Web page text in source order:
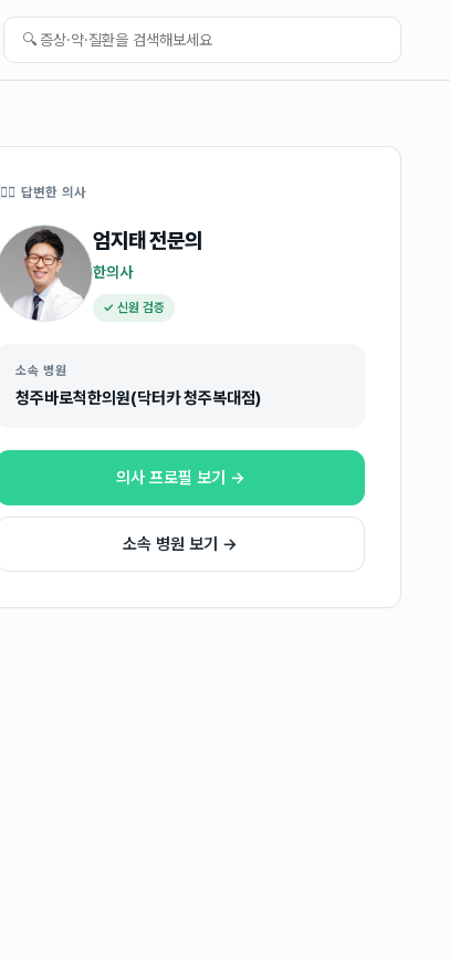
🔍
👩‍⚕️ 답변한 의사
엄지태전문의
한의사
✓ 신원 검증
소속 병원
청주바로척한의원(닥터카 청주복대점)
의사 프로필 보기 →
소속 병원 보기 →